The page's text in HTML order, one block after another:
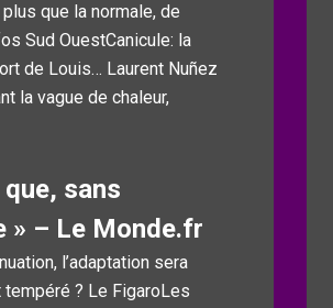
que la normale, de
Sud OuestCanicule: la
de Louis… Laurent Nuñez
la vague de chaleur,
que, sans
» – Le Monde.fr
l’adaptation sera
? Le FigaroLes